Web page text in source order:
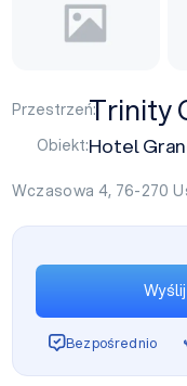
Przestrzeń:Trinity
Obiekt:Hotel
Wczasowa 4, 76-270
Bezpośrednio